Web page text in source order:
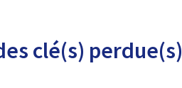
clé(s) perdue(s)